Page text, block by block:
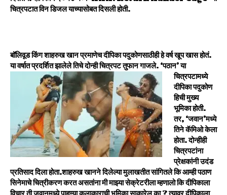
चित्रपटात विन डिजल याच्यासोबत दिसली होती.
बॉलिवूड किंग शाहरुख खान प्रमाणेच दीपिका पदुकोणसाठीही हे वर्ष खूप खास होतं.
या वर्षात प्रदर्शित झालेले तिचे दोन्ही चित्रपट तुफान गाजले. ‘पठान’ या
चित्रपटामध्ये
दीपिका पदुकोण
हिची मुख्य
भूमिका होती.
तर, ‘जवान’मध्ये
तिने कॅमिओ केला
होता.दोन्हीही
चित्रपटांना
प्रेक्षकांनी उदंड
प्रतिसाद दिला होता.शाहरुख खानने दिलेल्या मुलाखतीत सांगितले कि आम्ही पठाण
सिनेमाचे चित्रीकरण करत असतांना मी माझ्या सेक्रेटरीला म्हणालो कि दीपिकाला